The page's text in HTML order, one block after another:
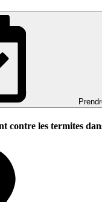
contre les termites